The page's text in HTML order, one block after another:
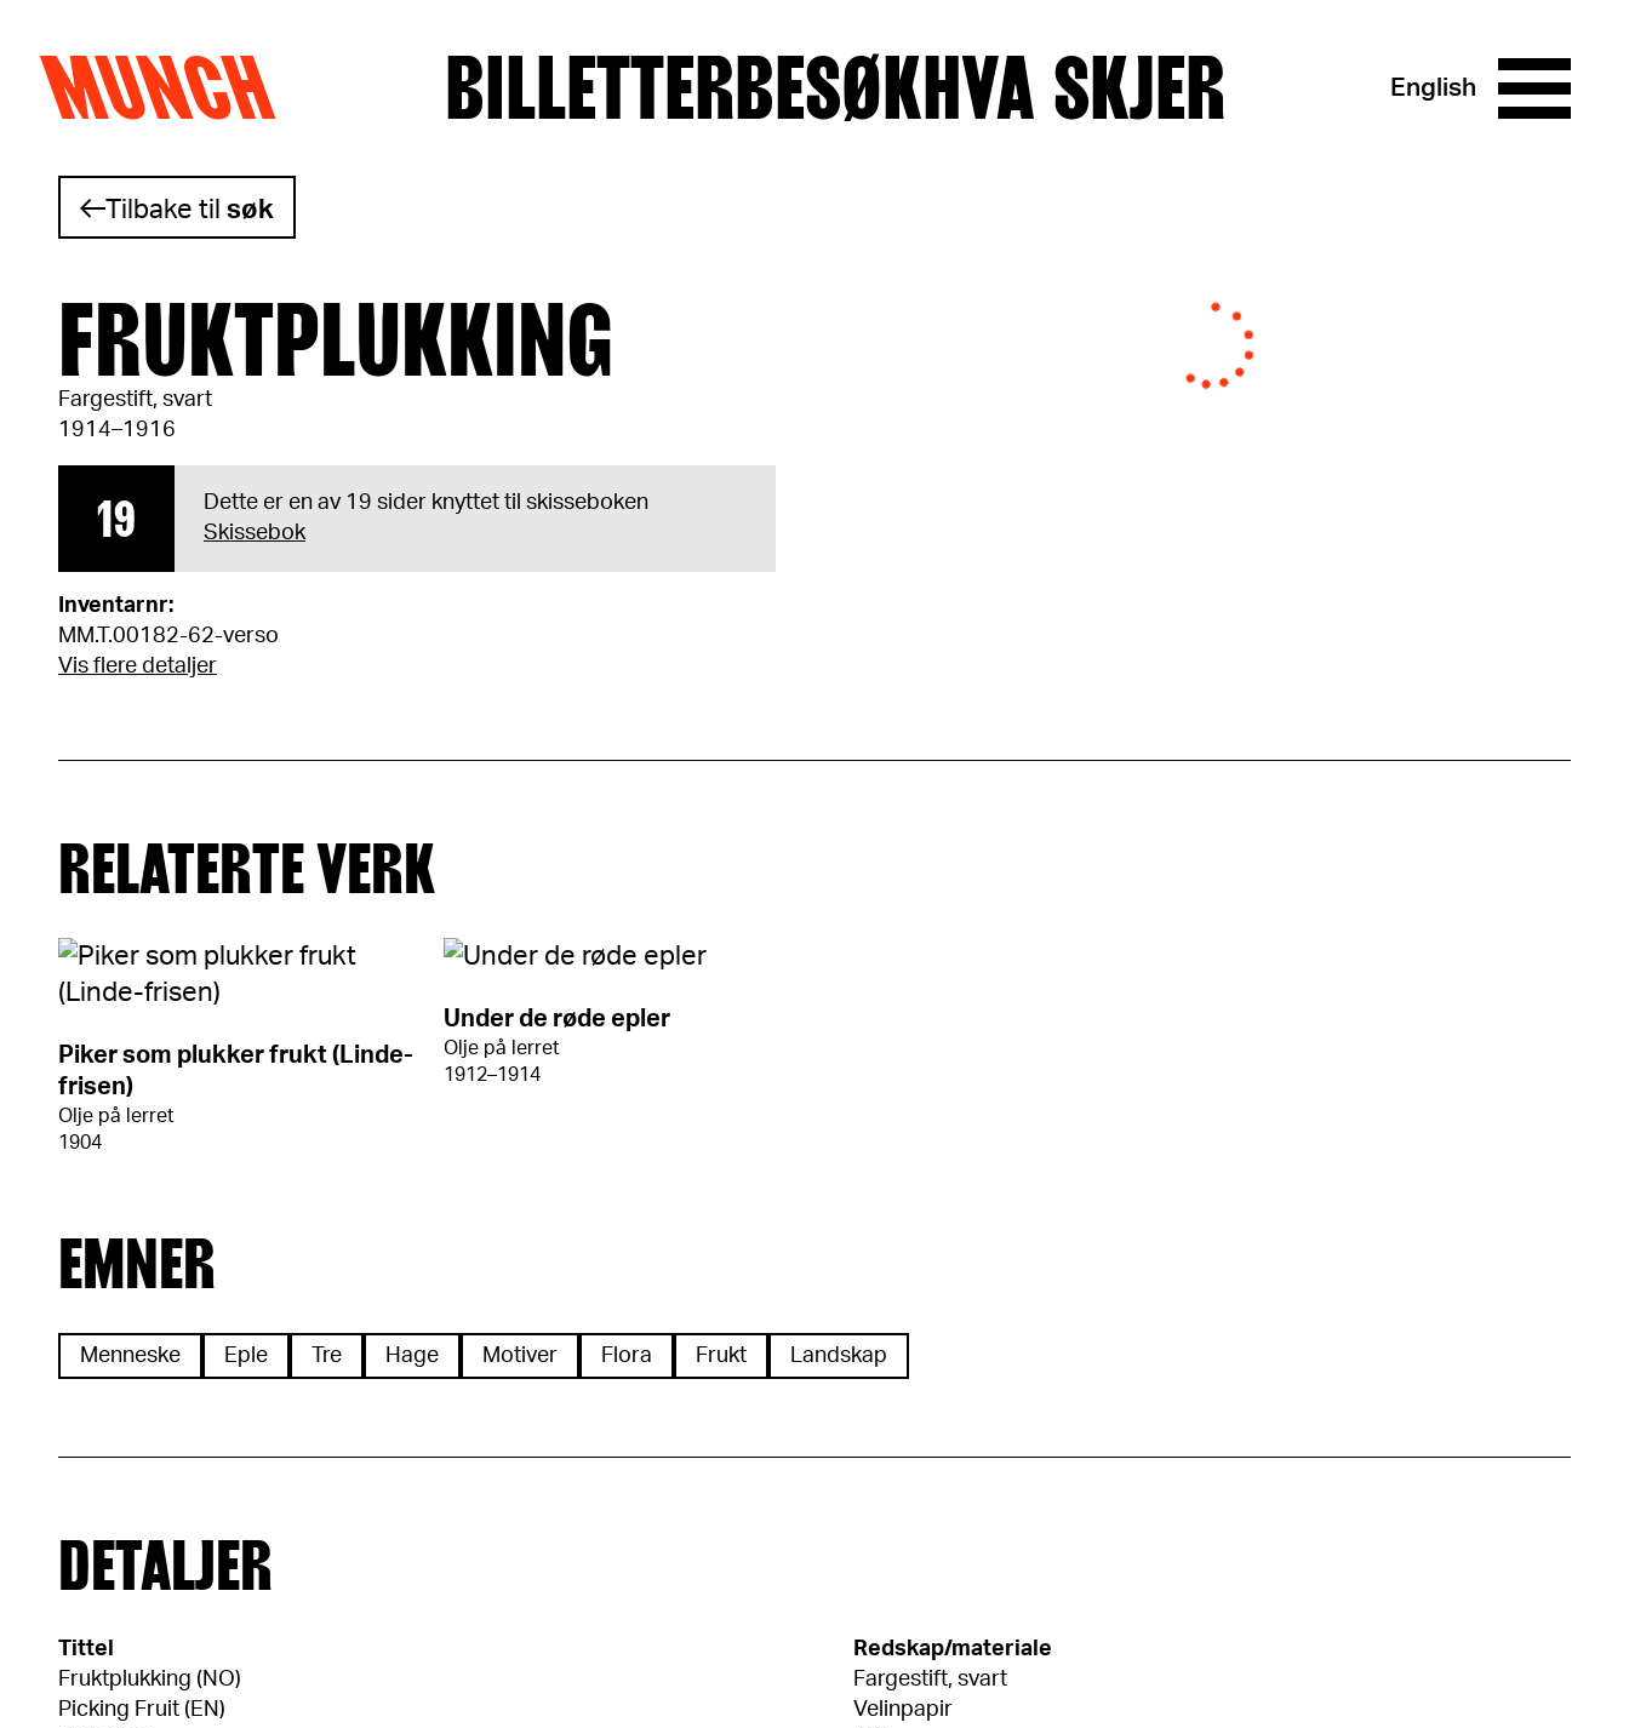
Hopp til innhold
MUNCH BILLETTERBESØKHVA SKJER English
Tilbake tilsøk
FRUKTPLUKKING
Fargestift, svart
1914–1916
19
Dette er en av 19 sider knyttet til skisseboken
Skissebok
Inventarnr:
MM.T.00182-62-verso
Vis flere detaljer
RELATERTE VERK
Piker som plukker frukt (Linde-
frisen)
Olje på lerret
1904
Under de røde epler
Olje på lerret
1912–1914
EMNER
Menneske Eple Tre Hage Motiver Flora Frukt Landskap
DETALJER
Tittel
Fruktplukking (NO)
Picking Fruit (EN)
Redskap/materiale
Fargestift, svart
Velinpapir